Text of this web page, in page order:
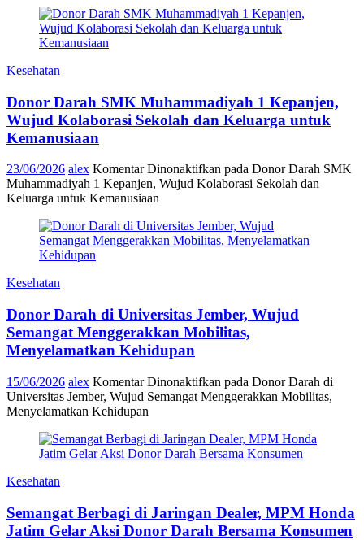
Kesehatan
Donor Darah SMK Muhammadiyah 1 Kepanjen,
Wujud Kolaborasi Sekolah dan Keluarga untuk
Kemanusiaan
23/06/2026 alex Komentar Dinonaktifkan pada Donor Darah SMK
Muhammadiyah 1 Kepanjen, Wujud Kolaborasi Sekolah dan
Keluarga untuk Kemanusiaan
Kesehatan
Donor Darah di Universitas Jember, Wujud
Semangat Menggerakkan Mobilitas,
Menyelamatkan Kehidupan
15/06/2026 alex Komentar Dinonaktifkan pada Donor Darah di
Universitas Jember, Wujud Semangat Menggerakkan Mobilitas,
Menyelamatkan Kehidupan
Kesehatan
Semangat Berbagi di Jaringan Dealer, MPM Honda
Jatim Gelar Aksi Donor Darah Bersama Konsumen